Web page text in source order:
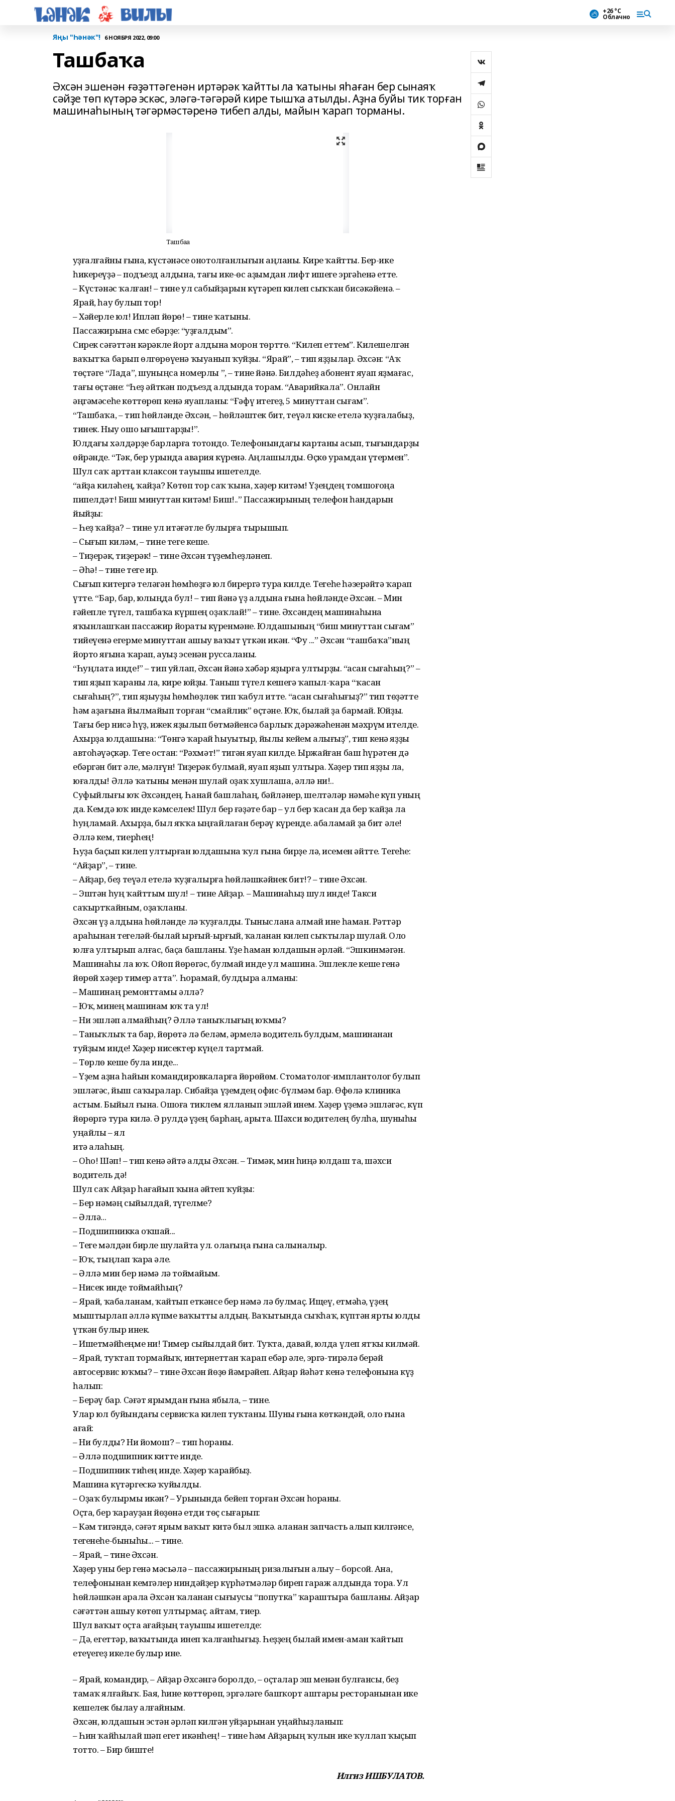
+26 °С
Облачно
Яңы "Һәнәк"! 6 НОЯБРЯ 2022, 09:00
Ташбаҡа
Әхсән эшенән ғәҙәттәгенән иртәрәк ҡайтты ла ҡатыны яһаған бер сынаяҡ
сәйҙе төп күтәрә эскәс, эләгә-тәгәрәй кире тышҡа атылды. Аҙна буйы тик торған
машинаһының тәгәрмәстәренә тибеп алды, майын ҡарап торманы.
Ташбаҡа
Ҡуҙғалғайны ғына, күстәнәсе онотолғанлығын аңланы. Кире ҡайтты. Бер-ике
һикереүҙә – подъезд алдына, тағы ике-өс аҙымдан лифт ишеге эргәһенә етте.
– Күстәнәс ҡалған! – тине ул сабыйҙарын күтәреп килеп сыҡҡан бисәкәйенә. –
Ярай, һау булып тор!
– Хәйерле юл! Ипләп йөрө! – тине ҡатыны.
Пассажирына смс ебәрҙе: “Ҡуҙғалдым”.
Сирек сәғәттән кәрәкле йорт алдына морон төрттө. “Килеп еттем”. Килешелгән
ваҡытҡа барып өлгөрөүенә ҡыуанып ҡуйҙы. “Ярай”, – тип яҙҙылар. Әхсән: “Аҡ
төҫтәге “Лада”, шуныңса номерлы ”, – тине йәнә. Билдәһеҙ абонент яуап яҙмағас,
тағы өҫтәне: “Һеҙ әйткән подъезд алдында торам. “Аварийкала”. Онлайн
әңгәмәсеһе көттөрөп кенә яуапланы: “Ғәфү итегеҙ, 5 минуттан сығам”.
“Ташбаҡа, – тип һөйләнде Әхсән, – һөйләштек бит, теүәл киске етелә ҡуҙғалабыҙ,
тинек. Ныу ошо ығыштарҙы!”.
Юлдағы хәлдәрҙе барларға тотондо. Телефонындағы картаны асып, тығындарҙы
өйрәнде. “Тәк, бер урында авария күренә. Аңлашылды. Өҫкө урамдан үтермен”.
Шул саҡ арттан клаксон тауышы ишетелде.
“Ҡайҙа киләһең, ҡайҙа? Көтөп тор саҡ ҡына, хәҙер китәм! Үҙеңдең томшоғоңа
пипелдәт! Биш минуттан китәм! Биш!..” Пассажирының телефон һандарын
йыйҙы:
– Һеҙ ҡайҙа? – тине ул итәғәтле булырға тырышып.
– Сығып киләм, – тине теге кеше.
– Тиҙерәк, тиҙерәк! – тине Әхсән түҙемһеҙләнеп.
– Әһә! – тине теге ир.
Сығып китергә теләгән һөмһөҙгә юл бирергә тура килде. Тегеһе һәзерәйтә ҡарап
үтте. “Бар, бар, юлыңда бул! – тип йәнә үҙ алдына ғына һөйләнде Әхсән. – Мин
ғәйепле түгел, ташбаҡа күршең оҙаҡлай!” – тине. Әхсәндең машинаһына
яҡынлашҡан пассажир йораты күренмәне. Юлдашының “биш минуттан сығам”
тийеүенә егерме минуттан ашыу ваҡыт үткән икән. “Фу ...” Әхсән “ташбаҡа”ның
йорто яғына ҡарап, ауыҙ эсенән руссаланы.
“Һуңлата инде!” – тип уйлап, Әхсән йәнә хәбәр яҙырға ултырҙы. “Ҡасан сығаһың?” –
тип яҙып ҡараны ла, кире юйҙы. Таныш түгел кешегә ҡапыл-ҡара “ҡасан
сығаһың?”, тип яҙыуҙы һөмһөҙлөк тип ҡабул итте. “Ҡасан сығаһығыҙ?” тип төҙәтте
һәм аҙағына йылмайып торған “смайлик” өҫтәне. Юҡ, былай ҙа бармай. Юйҙы.
Тағы бер нисә һүҙ, ижек яҙылып бөтмәйенсә барлыҡ дәрәжәһенән мәхрүм ителде.
Ахырҙа юлдашына: “Төнгә ҡарай һыуытыр, йылы кейем алығыҙ”, тип кенә яҙҙы
автоһәүәҫкәр. Теге остан: “Рәхмәт!” тигән яуап килде. Ыржайған баш һүрәтен дә
ебәргән бит әле, мәлғүн! Тиҙерәк булмай, яуап яҙып ултыра. Хәҙер тип яҙҙы ла,
юғалды! Әллә ҡатыны менән шулай оҙаҡ хушлаша, әллә ни!..
Суфыйлығы юҡ Әхсәндең. Һанай башлаһаң, бәйләнер, шелтәләр нәмәһе күп уның
да. Кемдә юҡ инде кәмселек! Шул бер ғәҙәте бар – ул бер ҡасан да бер ҡайҙа ла
һуңламай. Ахырҙа, был яҡҡа ыңғайлаған берәү күренде. Ҡабаламай ҙа бит әле!
Әллә кем, тиерһең!
Һуҙа баҫып килеп ултырған юлдашына ҡул ғына бирҙе лә, исемен әйтте. Тегеһе:
“Айҙар”, – тине.
– Айҙар, беҙ теүәл етелә ҡуҙғалырға һөйләшкәйнек бит!? – тине Әхсән.
– Эштән һуң ҡайттым шул! – тине Айҙар. – Машинаһыҙ шул инде! Такси
саҡыртҡайным, оҙаҡланы.
Әхсән үҙ алдына һөйләнде лә ҡуҙғалды. Тыныслана алмай ине һаман. Рәттәр
араһынан тегеләй-былай ырғый-ырғый, ҡаланан килеп сыҡтылар шулай. Оло
юлға ултырып алғас, баҫа башланы. Үҙе һаман юлдашын әрләй. “Эшкинмәгән.
Машинаһы ла юҡ. Ойоп йөрөгәс, булмай инде ул машина. Эшлекле кеше генә
йөрөй хәҙер тимер атта”. Һорамай, булдыра алманы:
– Машинаң ремонттамы әллә?
– Юҡ, минең машинам юҡ та ул!
– Ни эшләп алмайһың? Әллә таныҡлығың юҡмы?
– Таныҡлыҡ та бар, йөрөтә лә беләм, әрмелә водитель булдым, машинанан
туйҙым инде! Хәҙер нисектер күңел тартмай.
– Төрлө кеше була инде...
– Үҙем аҙна һайын командировкаларға йөрөйөм. Стоматолог-имплантолог булып
эшләгәс, йыш саҡыралар. Сибайҙа үҙемдең офис-бүлмәм бар. Өфөлә клиника
астым. Быйыл ғына. Ошоға тиклем ялланып эшләй инем. Хәҙер үҙемә эшләгәс, күп
йөрөргә тура килә. Ә рулдә үҙең барһаң, арыта. Шәхси водителең булһа, шуныһы
уңайлы – ял
итә алаһың.
– Оһо! Шәп! – тип кенә әйтә алды Әхсән. – Тимәк, мин һиңә юлдаш та, шәхси
водитель дә!
Шул саҡ Айҙар һағайып ҡына әйтеп ҡуйҙы:
– Бер нәмәң сыйылдай, түгелме?
– Әллә...
– Подшипникка оҡшай...
– Теге мәлдән бирле шулайта ул. Ҡолағыңа ғына салыналыр.
– Юҡ, тыңлап ҡара әле.
– Әллә мин бер нәмә лә тоймайым.
– Нисек инде тоймайһың?
– Ярай, ҡабаланам, ҡайтып еткәнсе бер нәмә лә булмаҫ. Ищеү, етмәһә, үҙең
мыштырлап әллә күпме ваҡытты алдың. Ваҡытында сыҡһаҡ, күптән ярты юлды
үткән булыр инек.
– Ишетмәйһеңме ни! Тимер сыйылдай бит. Туҡта, давай, юлда үлеп ятҡы килмәй.
– Ярай, туҡтап тормайыҡ, интернеттан ҡарап ебәр әле, эргә-тирәлә берәй
автосервис юҡмы? – тине Әхсән йөҙө йәмрәйеп. Айҙар йәһәт кенә телефонына күҙ
һалып:
– Берәү бар. Сәғәт ярымдан ғына ябыла, – тине.
Улар юл буйындағы сервисҡа килеп туҡтаны. Шуны ғына көткәндәй, оло ғына
ағай:
– Ни булды? Ни йомош? – тип һораны.
– Әллә подшипник китте инде.
– Подшипник тиһең инде. Хәҙер ҡарайбыҙ.
Машина күтәргескә ҡуйылды.
– Оҙаҡ булырмы икән? – Урынында бейеп торған Әхсән һораны.
Оҫта, бер ҡарауҙан йөҙөнә етди төҫ сығарып:
– Кәм тигәндә, сәғәт ярым ваҡыт китә был эшкә. Ҡаланан запчасть алып килгәнсе,
тегенеһе-быныһы... – тине.
– Ярай, – тине Әхсән.
Хәҙер уны бер генә мәсьәлә – пассажирының ризалығын алыу – борсой. Ана,
телефонынан кемгәлер ниндәйҙер күрһәтмәләр биреп гараж алдында тора. Ул
һөйләшкән арала Әхсән ҡаланан сығыусы “попутка” ҡараштыра башланы. Айҙар
сәғәттән ашыу көтөп ултырмаҫ. Ҡайтам, тиер.
Шул ваҡыт оҫта ағайҙың тауышы ишетелде:
– Дә, егеттәр, ваҡытында инеп ҡалғанһығыҙ. Һеҙҙең былай имен-аман ҡайтып
етеүегеҙ икеле булыр ине.
– Ярай, командир, – Айҙар Әхсәнгә боролдо, – оҫталар эш менән булғансы, беҙ
тамаҡ ялғайыҡ. Бая, һине көттөрөп, эргәләге башҡорт аштары ресторанынан ике
кешелек былау алғайным.
Әхсән, юлдашын эстән әрләп килгән уйҙарынан уңайһыҙланып:
– Һин ҡайһылай шәп егет икәнһең! – тине һәм Айҙарың ҡулын ике ҡуллап ҡыҫып
тотто. – Бир биште!
Илгиз ИШБУЛАТОВ.